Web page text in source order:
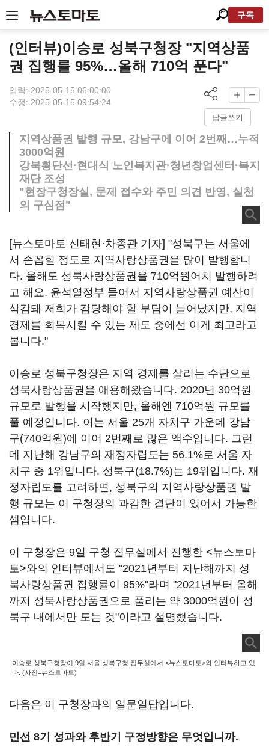
구독
(인터뷰)이승로 성북구청장 "지역상품
권 집행률 95%…올해 710억 푼다"
입력: 2025-05-15 06:00:00
수정: 2025-05-15 09:54:24
답글쓰기
지역상품권 발행 규모, 강남구에 이어 2번째…누적
3000억원
강북횡단선·현대식 노인복지관·청년창업센터·복지
재단 조성
"현장구청장실, 문제 접수와 주민 의견 반영, 실천
의 구심점"
[뉴스토마토 신태현·차종관 기자] "성북구는 서울에
서 손꼽힐 정도로 지역사랑상품권을 많이 발행합니
다. 올해도 성북사랑상품권을 710억원어치 발행하려
고 해요. 윤석열정부 들어서 지역사랑상품권 예산이
삭감돼 저희가 감당해야 할 부담이 늘어났지만, 지역
경제를 회복시킬 수 있는 제도 중에선 이게 최고라고
봅니다."
이승로 성북구청장은 지역 경제를 살리는 수단으로
성북사랑상품권을 애용해왔습니다. 2020년 30억원
규모로 발행을 시작했지만, 올해엔 710억원 규모를
풀 예정입니다. 이는 서울 25개 자치구 가운데 강남
구(740억원)에 이어 2번째로 많은 액수입니다. 그런
데 지난해 강남구의 재정자립도는 56.1%로 서울 자
치구 중 1위입니다. 성북구(18.7%)는 19위입니다. 재
정자립도를 고려하면, 성북구의 지역사랑상품권 발
행 규모는 이 구청장의 과감한 결단이 있어서 가능한
셈입니다.
이 구청장은 9일 구청 집무실에서 진행한 <뉴스토마
토>와의 인터뷰에서도 "2021년부터 지난해까지 성
북사랑상품권 집행률이 95%"라며 "2021년부터 올해
까지 성북사랑상품권으로 풀리는 약 3000억원이 성
북구 내에서만 도는 것"이라고 설명했습니다.
이승로 성북구청장이 9일 서울 성북구청 집무실에서 <뉴스토마토>와 인터뷰하고 있
다. (사진=뉴스토마토)
다음은 이 구청장과의 일문일답입니다.
민선 8기 성과와 후반기 구정방향은 무엇입니까.